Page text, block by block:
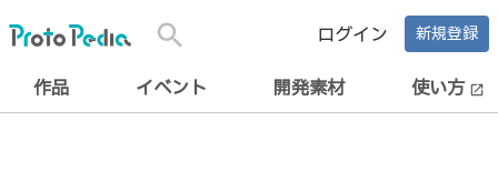
search ログイン 新規登録
作品 イベント 開発素材 使い方 open_in_new